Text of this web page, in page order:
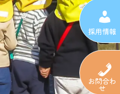
採用情報
お問合わ
せ